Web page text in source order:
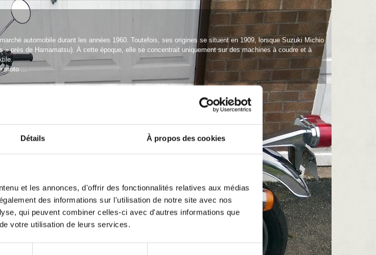
Détails À propos des cookies
et les annonces, d'offrir des fonctionnalités relatives aux médias
des informations sur l'utilisation de notre site avec nos
qui peuvent combiner celles-ci avec d'autres informations que
votre utilisation de leurs services.
automobile durant les années 1960. Toutefois, ses origines se situent en 1909, lorsque Suzuki Michio
» près de Hamamatsu). À cette époque, elle se concentrait uniquement sur des machines à coudre et à
moto ...